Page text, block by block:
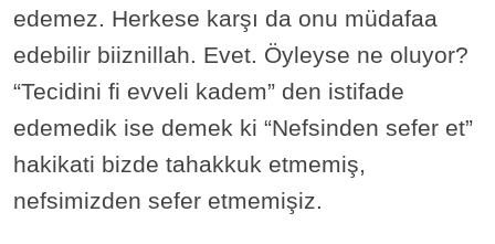
edemez. Herkese karşı da onu müdafaa
edebilir biiznillah. Evet. Öyleyse ne oluyor?
“Tecidini fi evveli kadem” den istifade
edemedik ise demek ki “Nefsinden sefer et”
hakikati bizde tahakkuk etmemiş,
nefsimizden sefer etmemişiz.